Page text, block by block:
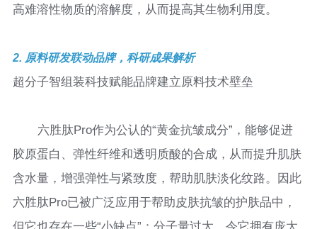
高难溶性物质的溶解度，从而提高其生物利用度。
2. 原料研发联动品牌，科研成果解析
超分子智组装科技赋能品牌建立原料技术壁垒
六胜肽Pro作为公认的“黄金抗皱成分”，能够促进
胶原蛋白、弹性纤维和透明质酸的合成，从而提升肌肤
含水量，增强弹性与紧致度，帮助肌肤淡化纹路。因此
六胜肽Pro已被广泛应用于帮助皮肤抗皱的护肤品中，
但它也存在一些“小缺点”：分子量过大，令它拥有庞大